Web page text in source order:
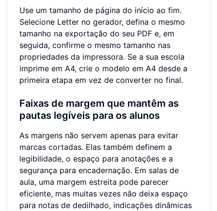
Use um tamanho de página do início ao fim.
Selecione Letter no gerador, defina o mesmo
tamanho na exportação do seu PDF e, em
seguida, confirme o mesmo tamanho nas
propriedades da impressora. Se a sua escola
imprime em A4, crie o modelo em A4 desde a
primeira etapa em vez de converter no final.
Faixas de margem que mantêm as
pautas legíveis para os alunos
As margens não servem apenas para evitar
marcas cortadas. Elas também definem a
legibilidade, o espaço para anotações e a
segurança para encadernação. Em salas de
aula, uma margem estreita pode parecer
eficiente, mas muitas vezes não deixa espaço
para notas de dedilhado, indicações dinâmicas